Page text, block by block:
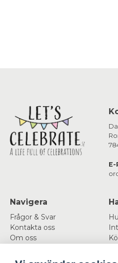
E-
Navigera
Frågor & Svar
Kontakta oss
Om oss